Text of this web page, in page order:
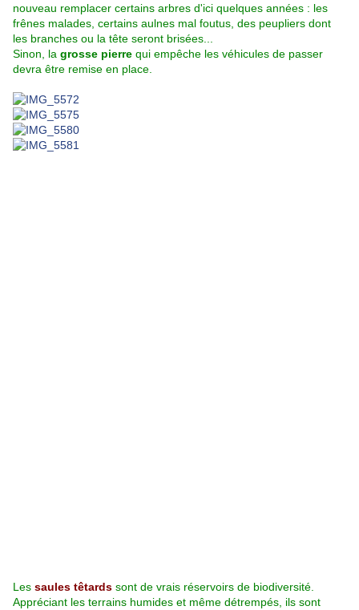
nouveau remplacer certains arbres d'ici quelques années : les
frênes malades, certains aulnes mal foutus, des peupliers dont
les branches ou la tête seront brisées...
Sinon, la grosse pierre qui empêche les véhicules de passer
devra être remise en place.
Les saules têtards sont de vrais réservoirs de biodiversité.
Appréciant les terrains humides et même détrempés, ils sont